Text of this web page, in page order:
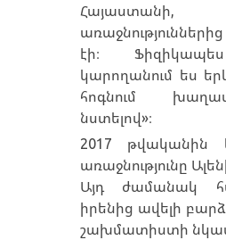
էի։
կարողանում ես
հոգնում
նստելով»։
2017 թվականին
առաջնությունը
Այդ ժամանակ
իրենից ավելի
շախմատիստի